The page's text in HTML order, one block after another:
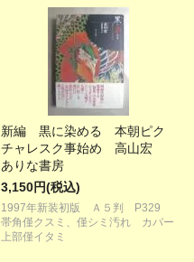
新編 黒に染める 本朝ピク
チャレスク事始め 高山宏
ありな書房
3,150円(税込)
1997年新装初版 Ａ５判 P329
帯角僅クスミ、僅シミ汚れ カバー
上部僅イタミ